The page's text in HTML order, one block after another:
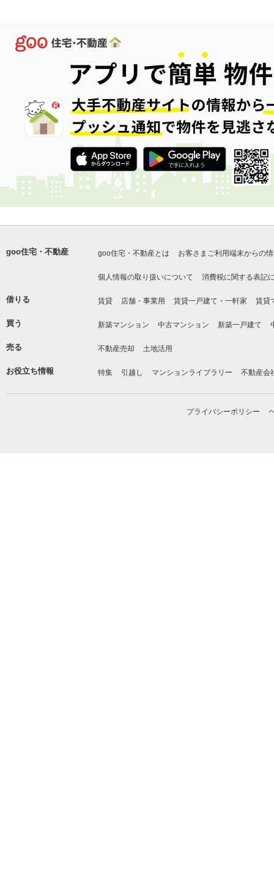
goo住宅・不動産 goo住宅・不動産とは お客さまご利用端末からの
個人情報の取り扱いについて 消費税に関する表記
借りる 賃貸 店舗・事業用 賃貸一戸建て・一軒家 賃貸
買う 新築マンション 中古マンション 新築一戸建て
売る 不動産売却 土地活用
お役立ち情報 特集 引越し マンションライブラリー 不動産会
プライバシーポリシー